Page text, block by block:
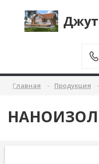
Главная Продукция
НАНОИЗОЛ